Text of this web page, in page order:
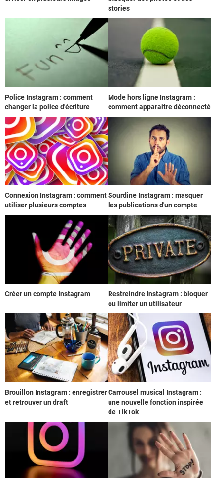
stories
Police Instagram : comment
changer la police d'écriture
Mode hors ligne Instagram :
comment apparaitre déconnecté
Connexion Instagram : comment
utiliser plusieurs comptes
Sourdine Instagram : masquer
les publications d'un compte
Créer un compte Instagram
Restreindre Instagram : bloquer
ou limiter un utilisateur
Brouillon Instagram : enregistrer
et retrouver un draft
Carrousel musical Instagram :
une nouvelle fonction inspirée
de TikTok